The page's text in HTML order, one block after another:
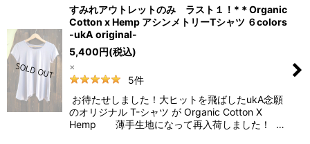
すみれアウトレットのみ ラスト１！*＊Organic
Cotton x Hemp アシンメトリーTシャツ ６colors
-ukA original-
5,400円(税込)
×
5件
お待たせしました！大ヒットを飛ばしたukA念願
のオリジナル T-シャツ が Organic Cotton X
Hemp 薄手生地になって再入荷しました！ …